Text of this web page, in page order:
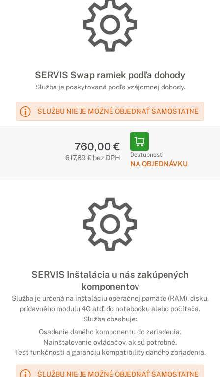
SERVIS Swap ramiek podľa dohody
Služba je poskytovaná podľa vzájomnej dohody.
SLUŽBU NIE JE MOŽNÉ OBJEDNAŤ SAMOSTATNE
760,00 €
617,89 € bez DPH Dostupnosť:
NA OBJEDNÁVKU
SERVIS Inštalácia u nás zakúpených
komponentov
Služba je určená na inštaláciu operačnej pamäťe (RAM), disku,
prídavného modulu 4G atď. do notebooku alebo počítača.
Služba obsahuje:
Osadenie daného komponentu do zariadenia.
Nainštalovanie ovládačov, ak sú potrebné.
Test funkčnosti a garanciu kompatibility daného zariadenia.
SLUŽBU NIE JE MOŽNÉ OBJEDNAŤ SAMOSTATNE